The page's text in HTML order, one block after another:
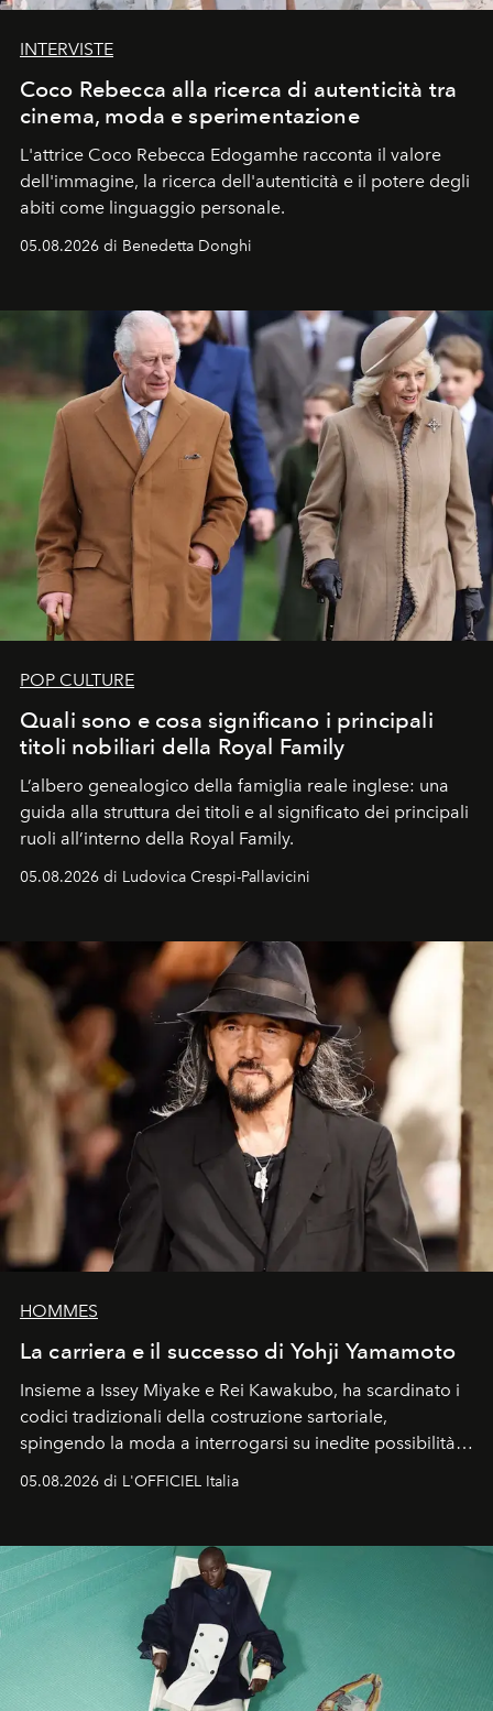
INTERVISTE
Coco Rebecca alla ricerca di autenticità tra
cinema, moda e sperimentazione
L'attrice Coco Rebecca Edogamhe racconta il valore
dell'immagine, la ricerca dell'autenticità e il potere degli
abiti come linguaggio personale.
05.08.2026 di Benedetta Donghi
POP CULTURE
Quali sono e cosa significano i principali
titoli nobiliari della Royal Family
L’albero genealogico della famiglia reale inglese: una
guida alla struttura dei titoli e al significato dei principali
ruoli all’interno della Royal Family.
05.08.2026 di Ludovica Crespi-Pallavicini
HOMMES
La carriera e il successo di Yohji Yamamoto
Insieme a Issey Miyake e Rei Kawakubo, ha scardinato i
codici tradizionali della costruzione sartoriale,
spingendo la moda a interrogarsi su inedite possibilità
formali e a ridefinire il concetto stesso di silhouette.
un’impronta indelebile nella storia della moda.
05.08.2026 di L'OFFICIEL Italia